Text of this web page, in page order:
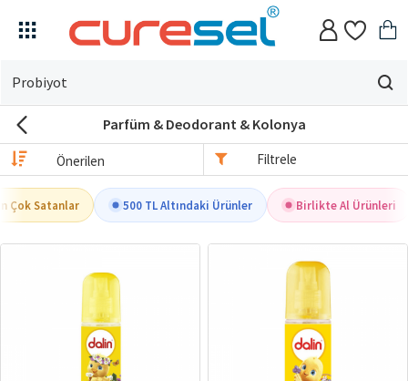
Evin
için
arıyorsun?
Parfüm & Deodorant & Kolonya
Filtrele
Çok Satanlar 500 TL Altındaki Ürünler Birlikte Al Ürünleri